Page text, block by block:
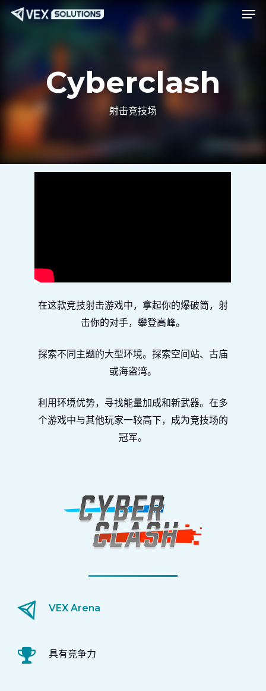
菜单
Cyberclash
射击竞技场
VEX Arena
具有竞争力
在这款竞技射击游戏中，拿起你的爆破筒，射
击你的对手，攀登高峰。
探索不同主题的大型环境。探索空间站、古庙
或海盗湾。
利用环境优势，寻找能量加成和新武器。在多
个游戏中与其他玩家一较高下，成为竞技场的
冠军。
Menu